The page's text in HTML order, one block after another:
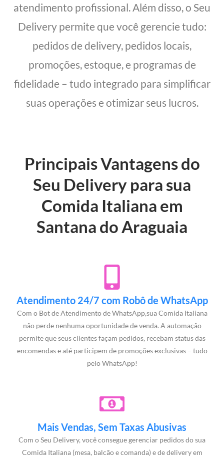
atendimento profissional. Além disso, o Seu
Delivery permite que você gerencie tudo:
pedidos de delivery, pedidos locais,
promoções, estoque, e programas de
fidelidade – tudo integrado para simplificar
suas operações e otimizar seus lucros.
Principais Vantagens do
Seu Delivery para sua
Comida Italiana em
Santana do Araguaia
Atendimento 24/7 com Robô de WhatsApp
Com o Bot de Atendimento de WhatsApp,sua Comida Italiana
não perde nenhuma oportunidade de venda. A automação
permite que seus clientes façam pedidos, recebam status das
encomendas e até participem de promoções exclusivas – tudo
pelo WhatsApp!
Mais Vendas, Sem Taxas Abusivas
Com o Seu Delivery, você consegue gerenciar pedidos do sua
Comida Italiana (mesa, balcão e comanda) e de delivery em